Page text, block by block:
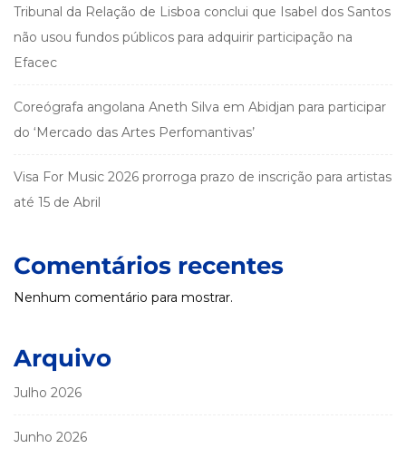
Tribunal da Relação de Lisboa conclui que Isabel dos Santos
não usou fundos públicos para adquirir participação na
Efacec
Coreógrafa angolana Aneth Silva em Abidjan para participar
do ‘Mercado das Artes Perfomantivas’
Visa For Music 2026 prorroga prazo de inscrição para artistas
até 15 de Abril
Comentários recentes
Nenhum comentário para mostrar.
Arquivo
Julho 2026
Junho 2026